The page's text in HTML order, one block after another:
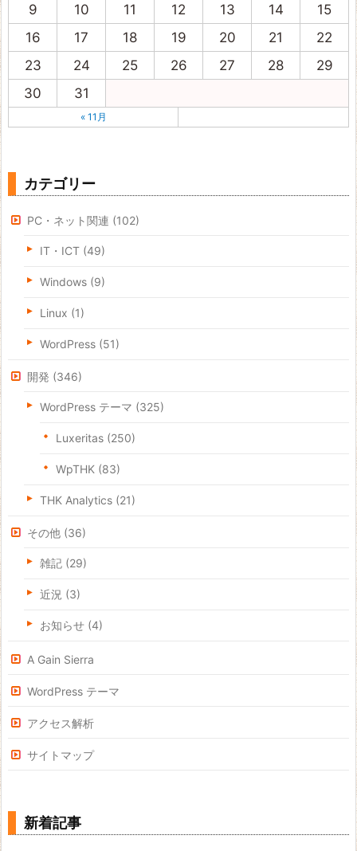
9
10 11 12 13 14
15
16
17 18 19 20 21
22
23
24 25 26 27 28
29
30
31
« 11月
カテゴリー
PC・ネット関連 (102)
IT・ICT (49)
Windows (9)
Linux (1)
WordPress (51)
開発 (346)
WordPress テーマ (325)
Luxeritas (250)
WpTHK (83)
THK Analytics (21)
その他 (36)
雑記 (29)
近況 (3)
お知らせ (4)
A Gain Sierra
WordPress テーマ
アクセス解析
サイトマップ
新着記事